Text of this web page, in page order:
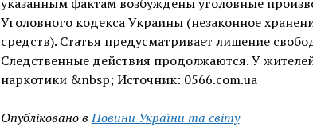
Уголовного кодекса Украины (незаконное
средств). Статья предусматривает лишение
Следственные действия продолжаются. У
наркотики &nbsp; Источник: 0566.com.ua
Опубліковано в Новини України та світу